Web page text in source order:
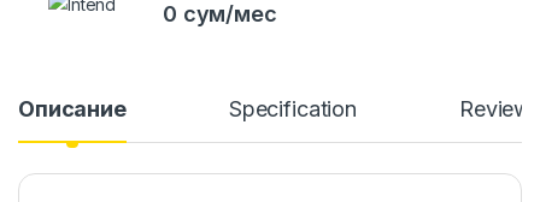
0 сум/мес
Описание Specification